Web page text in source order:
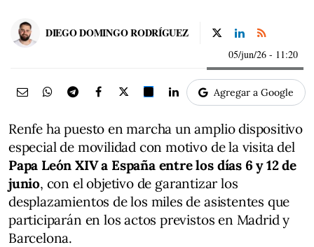
DIEGO DOMINGO RODRÍGUEZ
05/jun/26 - 11:20
Agregar a Google
Renfe ha puesto en marcha un amplio dispositivo
especial de movilidad con motivo de la visita del
Papa León XIV a España entre los días 6 y 12 de
junio, con el objetivo de garantizar los
desplazamientos de los miles de asistentes que
participarán en los actos previstos en Madrid y
Barcelona.